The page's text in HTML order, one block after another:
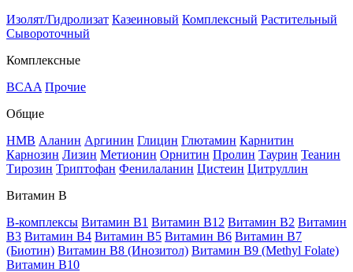
Изолят/Гидролизат Казеиновый Комплексный Растительный
Сывороточный
Комплексные
BCAA Прочие
Общие
HMB Аланин Аргинин Глицин Глютамин Карнитин
Карнозин Лизин Метионин Орнитин Пролин Таурин Теанин
Тирозин Триптофан Фенилаланин Цистеин Цитруллин
Витамин В
B-комплексы Витамин B1 Витамин B12 Витамин B2 Витамин
B3 Витамин B4 Витамин B5 Витамин B6 Витамин B7
(Биотин) Витамин B8 (Инозитол) Витамин B9 (Methyl Folate)
Витамин В10